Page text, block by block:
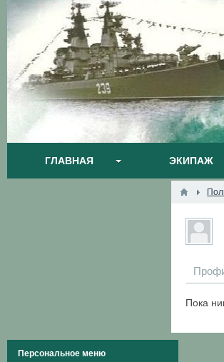
ГЛАВНАЯ ЭКИПАЖ
Пока
Персональное меню